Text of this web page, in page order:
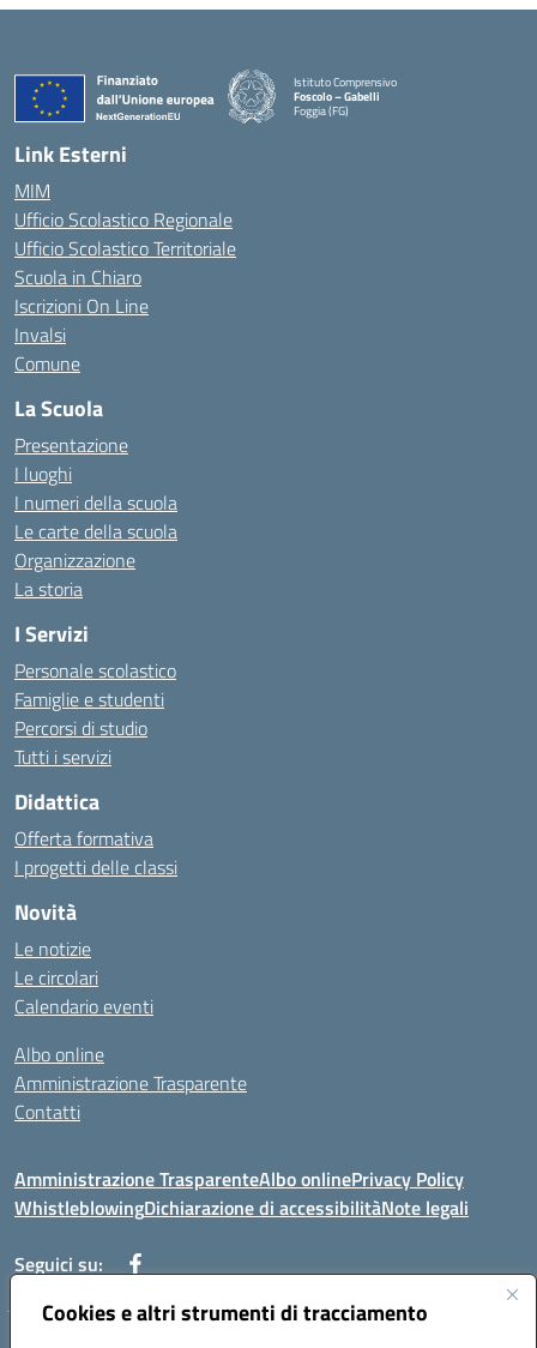
Cookies e altri strumenti di tracciamento
Istituto Comprensivo
Foscolo – Gabelli
Foggia (FG)
— Visita la pagina iniziale della scuola
Link Esterni
MIM
Ufficio Scolastico Regionale
Ufficio Scolastico Territoriale
Scuola in Chiaro
Iscrizioni On Line
Invalsi
Comune
La Scuola
Presentazione
I luoghi
I numeri della scuola
Le carte della scuola
Organizzazione
La storia
I Servizi
Personale scolastico
Famiglie e studenti
Percorsi di studio
Tutti i servizi
Didattica
Offerta formativa
I progetti delle classi
Novità
Le notizie
Le circolari
Calendario eventi
Albo online
Amministrazione Trasparente
Contatti
Amministrazione TrasparenteAlbo onlinePrivacy Policy
WhistleblowingDichiarazione di accessibilitàNote legali
Seguici su: